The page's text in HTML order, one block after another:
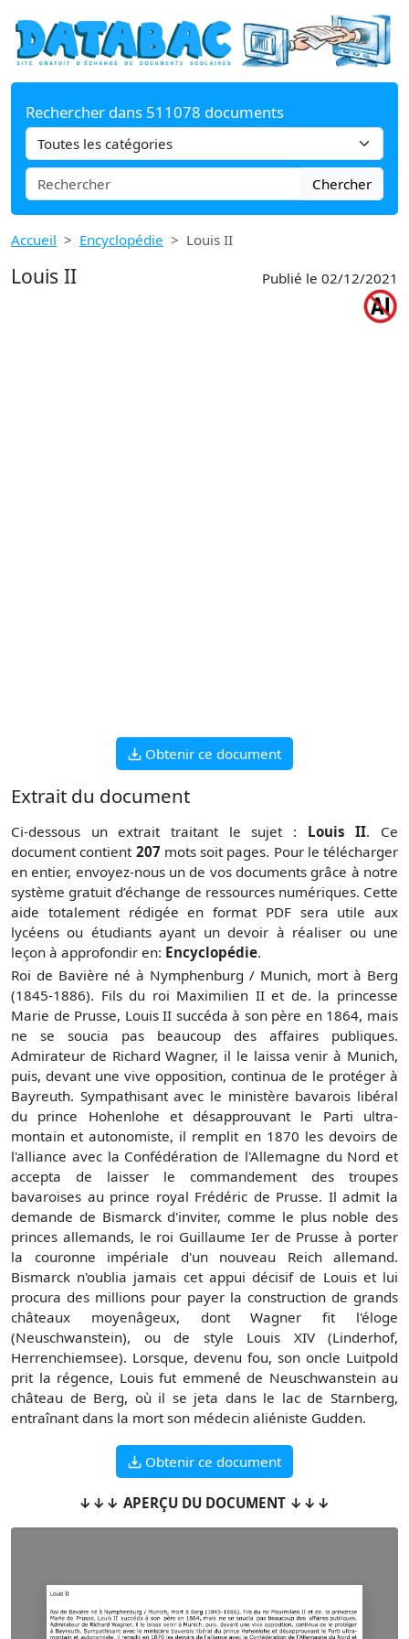
Rechercher dans 511078 documents
Chercher
Accueil Encyclopédie Louis II
Louis II Publié le 02/12/2021
Obtenir ce document
Extrait du document
Ci-dessous un extrait traitant le sujet : Louis II. Ce
document contient 207mots soit pages. Pour le télécharger
en entier, envoyez-nous un de vos documents grâce à notre
système gratuitd’échange de ressources numériques. Cette
aide totalement rédigée en format PDF sera utile aux
lycéens ou étudiants ayant un devoir à réaliser ou une
leçon à approfondir en: Encyclopédie.
Roi de Bavière né à Nymphenburg / Munich, mort à Berg
(1845-1886). Fils du roi Maximilien II et de. la princesse
Marie de Prusse, Louis II succéda à son père en 1864, mais
ne se soucia pas beaucoup des affaires publiques.
Admirateur de Richard Wagner, il le laissa venir à Munich,
puis, devant une vive opposition, continua de le protéger à
Bayreuth. Sympathisant avec le ministère bavarois libéral
du prince Hohenlohe et désapprouvant le Parti ultra-
montain et autonomiste, il remplit en 1870 les devoirs de
l'alliance avec la Confédération de l'Allemagne du Nord et
accepta de laisser le commandement des troupes
bavaroises au prince royal Frédéric de Prusse. Il admit la
demande de Bismarck d'inviter, comme le plus noble des
princes allemands, le roi Guillaume Ier de Prusse à porter
la couronne impériale d'un nouveau Reich allemand.
Bismarck n'oublia jamais cet appui décisif de Louis et lui
procura des millions pour payer la construction de grands
châteaux moyenâgeux, dont Wagner fit l'éloge
(Neuschwanstein), ou de style Louis XIV (Linderhof,
Herrenchiemsee). Lorsque, devenu fou, son oncle Luitpold
prit la régence, Louis fut emmené de Neuschwanstein au
château de Berg, où il se jeta dans le lac de Starnberg,
entraînant dans la mort son médecin aliéniste Gudden.
Obtenir ce document
↓↓↓ APERÇU DU DOCUMENT ↓↓↓